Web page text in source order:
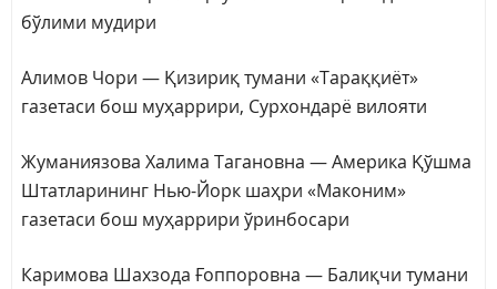
бўлими мудири
Алимов Чори — Қизириқ тумани «Тараққиёт»
газетаси бош муҳаррири, Сурхондарё вилояти
Жуманиязова Халима Тагановна — Америка Қўшма
Штатларининг Нью-Йорк шаҳри «Маконим»
газетаси бош муҳаррири ўринбосари
Каримова Шахзода Ғоппоровна — Балиқчи тумани